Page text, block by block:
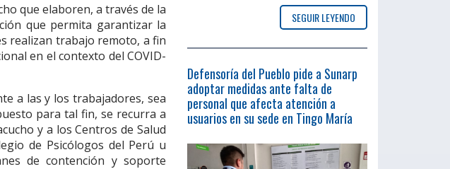
que elaboren, a través de la
que permita garantizar la
realizan trabajo remoto, a fin
en el contexto del COVID-
a las y los trabajadores, sea
para tal fin, se recurra a
y a los Centros de Salud
de Psicólogos del Perú u
de contención y soporte
SEGUIR LEYENDO
Defensoría del Pueblo pide a Sunarp
adoptar medidas ante falta de
personal que afecta atención a
usuarios en su sede en Tingo María